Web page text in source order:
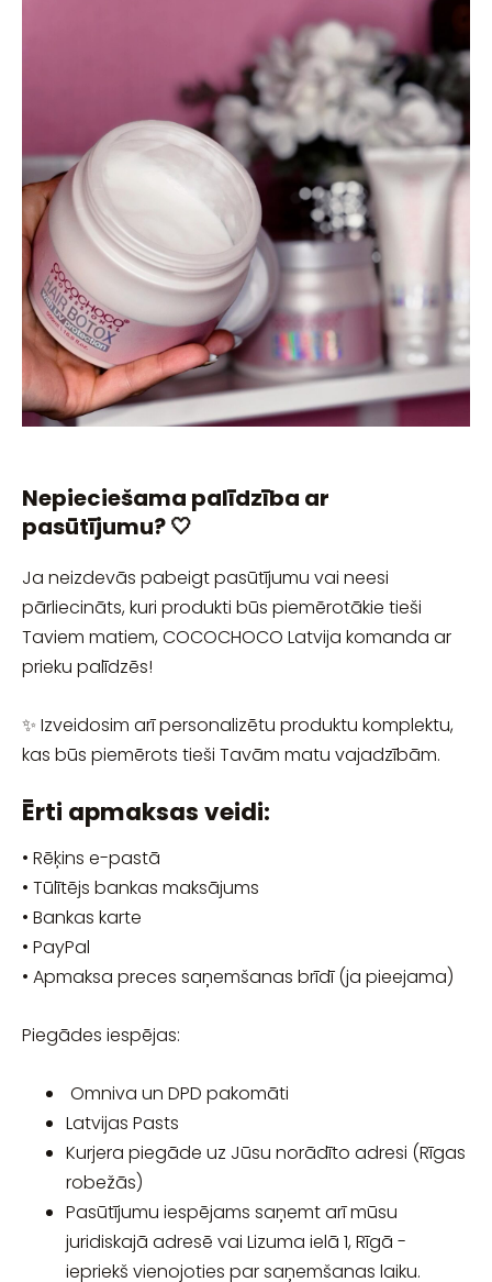
Nepieciešama palīdzība ar
pasūtījumu? 🤍
Ja neizdevās pabeigt pasūtījumu vai neesi
pārliecināts, kuri produkti būs piemērotākie tieši
Taviem matiem, COCOCHOCO Latvija komanda ar
prieku palīdzēs!
✨ Izveidosim arī personalizētu produktu komplektu,
kas būs piemērots tieši Tavām matu vajadzībām.
Ērti apmaksas veidi:
• Rēķins e-pastā
• Tūlītējs bankas maksājums
• Bankas karte
• PayPal
• Apmaksa preces saņemšanas brīdī (ja pieejama)
Piegādes iespējas:
Omniva un DPD pakomāti
Latvijas Pasts
Kurjera piegāde uz Jūsu norādīto adresi (Rīgas
robežās)
Pasūtījumu iespējams saņemt arī mūsu
juridiskajā adresē vai Lizuma ielā 1, Rīgā -
iepriekš vienojoties par saņemšanas laiku.